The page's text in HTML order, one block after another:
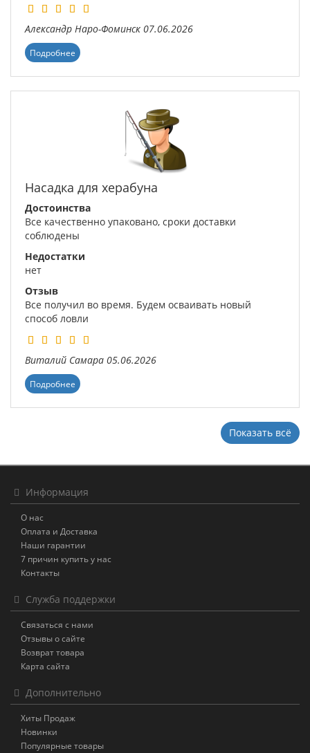
Александр Наро-Фоминск 07.06.2026
Подробнее
Насадка для херабуна
Достоинства
Все качественно упаковано, сроки доставки
соблюдены
Недостатки
нет
Отзыв
Все получил во время. Будем осваивать новый
способ ловли
Виталий Самара 05.06.2026
Подробнее
Показать всё
Информация
О нас
Оплата и Доставка
Наши гарантии
7 причин купить у нас
Контакты
Служба поддержки
Связаться с нами
Отзывы о сайте
Возврат товара
Карта сайта
Дополнительно
Хиты Продаж
Новинки
Популярные товары